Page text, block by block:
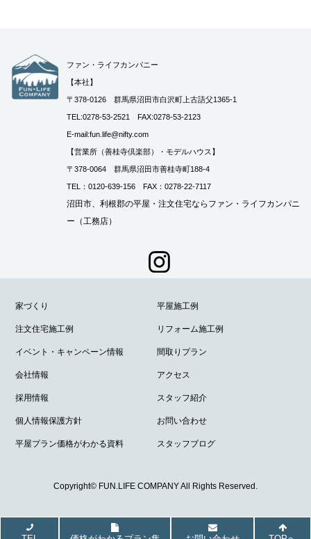
ファン・ライフカンパニー
【本社】
〒378-0126 群馬県沼田市白沢町上古語父1365-1
TEL:0278-53-2521 FAX:0278-53-2123
E-mail:fun.life@nifty.com
【営業所（善桂寺倶楽部）・モデルハウス】
〒378-0064 群馬県沼田市善桂寺町188-4
TEL：0120-639-156 FAX：0278-22-7117
沼田市、利根郡の平屋・注文住宅ならファン・ライフカンパニ
ー（工務店）
家づくり 平屋施工例
注文住宅施工例 リフォーム施工例
イベント・キャンペーン情報 間取りプラン
会社情報 アクセス
採用情報 スタッフ紹介
個人情報保護方針 お問い合わせ
平屋プラン価格がわかる資料 スタッフブログ
Copyright© FUN.LIFE COMPANY All Rights Reserved.